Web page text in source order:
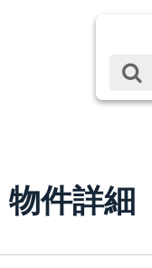
物件詳細